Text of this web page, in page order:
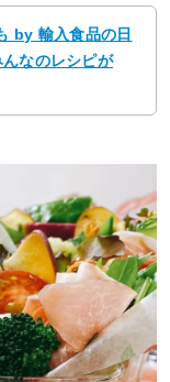
by 輸入食品の日
なのレシピが